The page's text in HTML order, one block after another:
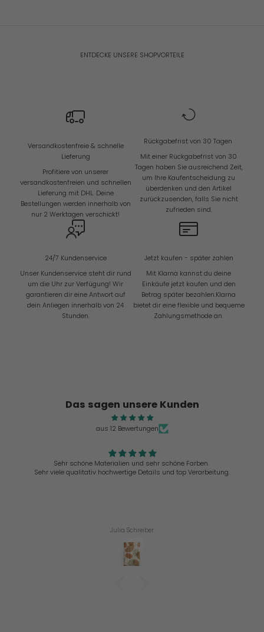
ENTDECKE UNSERE SHOPVORTEILE
Versandkostenfreie & schnelle
Lieferung
Profitiere von unserer
versandkostenfreien und schnellen
Lieferung mit DHL. Deine
Bestellungen werden innerhalb von
nur 2 Werktagen verschickt!
Rückgabefrist von 30 Tagen
Mit einer Rückgabefrist von 30
Tagen haben Sie ausreichend Zeit,
um Ihre Kaufentscheidung zu
überdenken und den Artikel
zurückzusenden, falls Sie nicht
zufrieden sind.
24/7 Kundenservice
Unser Kundenservice steht dir rund
um die Uhr zur Verfügung! Wir
garantieren dir eine Antwort auf
dein Anliegen innerhalb von 24
Stunden.
Jetzt kaufen - später zahlen
Mit Klarna kannst du deine
Einkäufe jetzt kaufen und den
Betrag später bezahlen.Klarna
bietet dir eine flexible und bequeme
Zahlungsmethode an.
Das sagen unsere Kunden
aus 12 Bewertungen
Sehr schöne Materialien und sehr schöne Farben.
Sehr viele qualitativ hochwertige Details und top Verarbeitung.
Julia Schreiber